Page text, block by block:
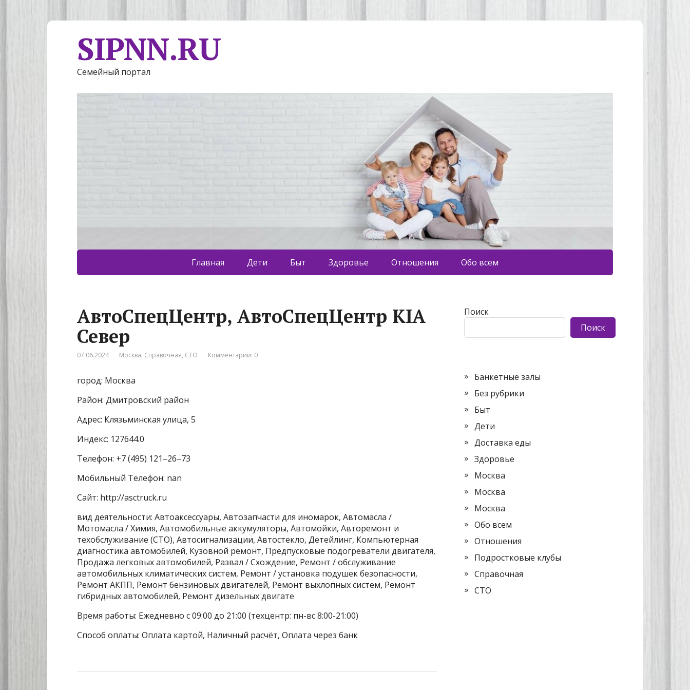
SIPNN.RU
Семейный портал
Главная Дети Быт Здоровье Отношения Обо всем
АвтоСпецЦентр, АвтоСпецЦентр KIA
Север
07.06.2024 Москва, Справочная, СТО Комментарии: 0
город: Москва
Район: Дмитровский район
Адрес: Клязьминская улица, 5
Индекс: 127644.0
Телефон: +7 (495) 121‒26‒73
Мобильный Телефон: nan
Сайт: http://asctruck.ru
вид деятельности: Автоаксессуары, Автозапчасти для иномарок, Автомасла /
Мотомасла / Химия, Автомобильные аккумуляторы, Автомойки, Авторемонт и
техобслуживание (СТО), Автосигнализации, Автостекло, Детейлинг, Компьютерная
диагностика автомобилей, Кузовной ремонт, Предпусковые подогреватели двигателя,
Продажа легковых автомобилей, Развал / Схождение, Ремонт / обслуживание
автомобильных климатических систем, Ремонт / установка подушек безопасности,
Ремонт АКПП, Ремонт бензиновых двигателей, Ремонт выхлопных систем, Ремонт
гибридных автомобилей, Ремонт дизельных двигате
Время работы: Ежедневно с 09:00 до 21:00 (техцентр: пн-вс 8:00-21:00)
Способ оплаты: Оплата картой, Наличный расчёт, Оплата через банк
Поиск
Поиск
Банкетные залы
Без рубрики
Быт
Дети
Доставка еды
Здоровье
Москва
Москва
Москва
Обо всем
Отношения
Подростковые клубы
Справочная
СТО